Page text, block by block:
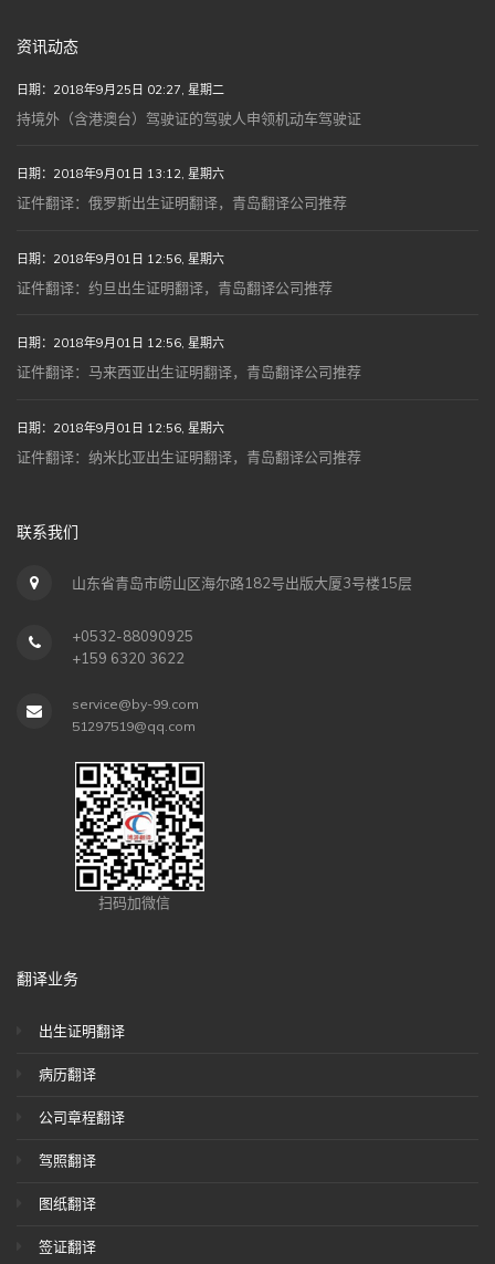
资讯动态
日期：2018年9月25日 02:27, 星期二
持境外（含港澳台）驾驶证的驾驶人申领机动车驾驶证
日期：2018年9月01日 13:12, 星期六
证件翻译：俄罗斯出生证明翻译，青岛翻译公司推荐
日期：2018年9月01日 12:56, 星期六
证件翻译：约旦出生证明翻译，青岛翻译公司推荐
日期：2018年9月01日 12:56, 星期六
证件翻译：马来西亚出生证明翻译，青岛翻译公司推荐
日期：2018年9月01日 12:56, 星期六
证件翻译：纳米比亚出生证明翻译，青岛翻译公司推荐
联系我们
山东省青岛市崂山区海尔路182号出版大厦3号楼15层
+0532-88090925
+159 6320 3622
service@by-99.com
51297519@qq.com
扫码加微信
翻译业务
出生证明翻译
病历翻译
公司章程翻译
驾照翻译
图纸翻译
签证翻译